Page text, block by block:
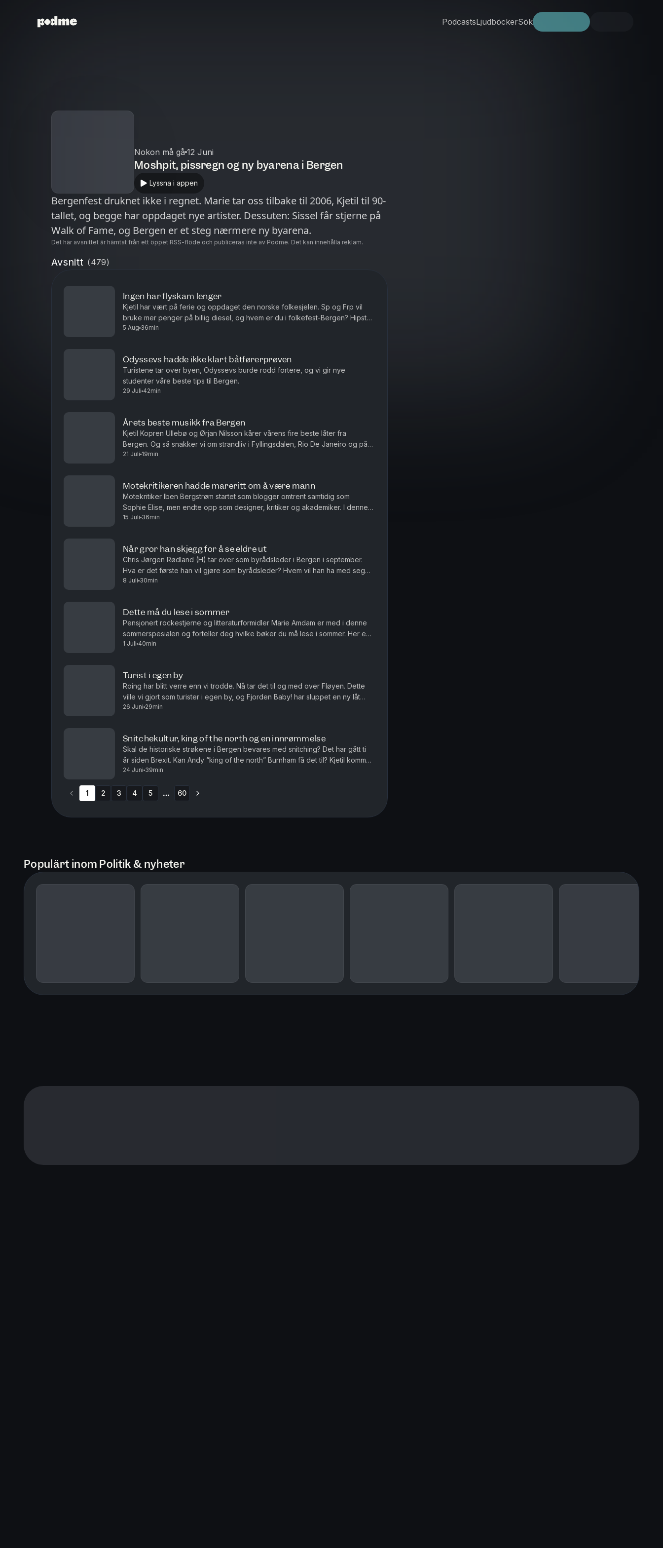
PodcastsLjudböckerSök
Nokon må gå 12 Juni
Moshpit, pissregn og ny byarena i Bergen
Lyssna i appen
Bergenfest druknet ikke i regnet. Marie tar oss tilbake til 2006, Kjetil til 90-
tallet, og begge har oppdaget nye artister. Dessuten: Sissel får stjerne på
Walk of Fame, og Bergen er et steg nærmere ny byarena.
Det här avsnittet är hämtat från ett öppet RSS-flöde och publiceras inte av Podme. Det kan innehålla reklam.
Avsnitt (479)
Ingen har flyskam lenger
Kjetil har vært på ferie og oppdaget den norske folkesjelen. Sp og Frp vil
bruke mer penger på billig diesel, og hvem er du i folkefest-Bergen? Hipster
eller stril?
5 Aug 36min
Odyssevs hadde ikke klart båtførerprøven
Turistene tar over byen, Odyssevs burde rodd fortere, og vi gir nye
studenter våre beste tips til Bergen.
29 Juli 42min
Årets beste musikk fra Bergen
Kjetil Kopren Ullebø og Ørjan Nilsson kårer vårens fire beste låter fra
Bergen. Og så snakker vi om strandliv i Fyllingsdalen, Rio De Janeiro og på
Karmøy.
21 Juli 19min
Motekritikeren hadde mareritt om å være mann
Motekritiker Iben Bergstrøm startet som blogger omtrent samtidig som
Sophie Elise, men endte opp som designer, kritiker og akademiker. I denne
sommerspesialen av Nokon må gå forklarer hun sammenhengen...
15 Juli 36min
Når gror han skjegg for å se eldre ut
Chris Jørgen Rødland (H) tar over som byrådsleder i Bergen i september.
Hva er det første han vil gjøre som byrådsleder? Hvem vil han ha med seg
på laget? Og ikke minst, hva med bybanen? Alt dette og ...
8 Juli 30min
Dette må du lese i sommer
Pensjonert rockestjerne og litteraturformidler Marie Amdam er med i denne
sommerspesialen og forteller deg hvilke bøker du må lese i sommer. Her er
det tips til både litteraturnerder, småbarnsforeldre...
1 Juli 40min
Turist i egen by
Roing har blitt verre enn vi trodde. Nå tar det til og med over Fløyen. Dette
ville vi gjort som turister i egen by, og Fjorden Baby! har sluppet en ny låt
som passer perfekt til å beskrive kommentato...
26 Juni 29min
Snitchekultur, king of the north og en innrømmelse
Skal de historiske strøkene i Bergen bevares med snitching? Det har gått ti
år siden Brexit. Kan Andy “king of the north” Burnham få det til? Kjetil kommer
også med en innrømmelse i den siste ordinære...
24 Juni 39min
1 2 3 4 5 60
Populärt inom Politik & nyheter